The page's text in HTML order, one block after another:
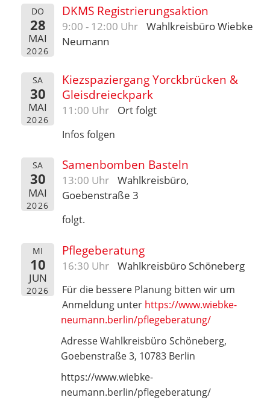
DO
28
MAI
2026
DKMS Registrierungsaktion
9:00 - 12:00 Uhr
Wahlkreisbüro Wiebke
Neumann
SA
30
MAI
2026
Kiezspaziergang Yorckbrücken &
Gleisdreieckpark
11:00 Uhr Ort folgt
Infos folgen
SA
30
MAI
2026
Samenbomben Basteln
13:00 Uhr
Wahlkreisbüro,
Goebenstraße 3
folgt.
MI
10
JUN
2026
Pflegeberatung
16:30 Uhr Wahlkreisbüro Schöneberg
Für die bessere Planung bitten wir um
Anmeldung unter https://www.wiebke-
neumann.berlin/pflegeberatung/
Adresse Wahlkreisbüro Schöneberg,
Goebenstraße 3, 10783 Berlin
https://www.wiebke-
neumann.berlin/pflegeberatung/